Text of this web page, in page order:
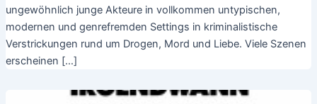
ungewöhnlich junge Akteure in vollkommen untypischen,
modernen und genrefremden Settings in kriminalistische
Verstrickungen rund um Drogen, Mord und Liebe. Viele Szenen
erscheinen […]